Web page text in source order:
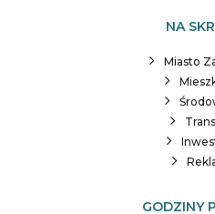
NA
Miasto
GODZINY